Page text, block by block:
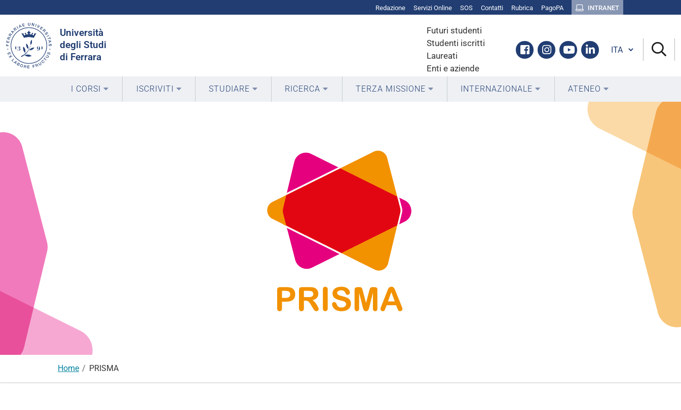
Redazione Servizi Online SOS Contatti Rubrica PagoPA INTRANET
Università
degli Studi
di Ferrara
Futuri studenti
Studenti iscritti
Laureati
Enti e aziende
Facebook
Instagram
YoutubeLinkedin
nel
sito
Cambia lingua
I CORSI ISCRIVITI STUDIARE RICERCA TERZA MISSIONE INTERNAZIONALE ATENEO
Home PRISMA